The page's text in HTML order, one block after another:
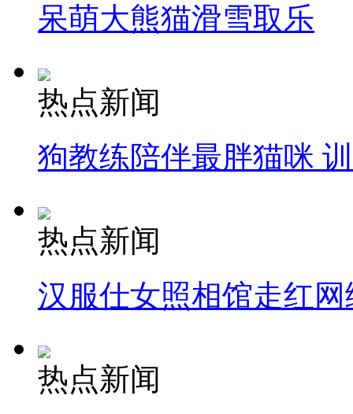
呆萌大熊猫滑雪取乐
热点新闻
狗教练陪伴最胖猫咪
热点新闻
汉服仕女照相馆走红网
热点新闻